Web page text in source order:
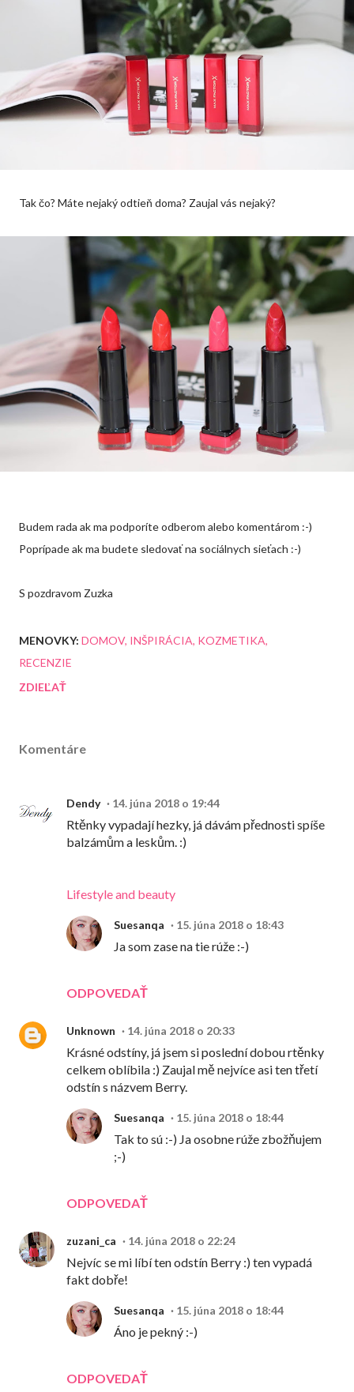
Tak čo? Máte nejaký odtieň doma? Zaujal vás nejaký?
Budem rada ak ma podporíte odberom alebo komentárom :-)
Poprípade ak ma budete sledovať na sociálnych sieťach :-)
S pozdravom Zuzka
MENOVKY: DOMOV INŠPIRÁCIA KOZMETIKA
RECENZIE
ZDIEĽAŤ
Komentáre
Dendy 14. júna 2018 o 19:44
Rtěnky vypadají hezky, já dávám přednosti spíše
balzámům a leskům. :)
Lifestyle and beauty
ODPOVEDAŤ
Suesanqa 15. júna 2018 o 18:43
Ja som zase na tie rúže :-)
Unknown 14. júna 2018 o 20:33
Krásné odstíny, já jsem si poslední dobou rtěnky
celkem oblíbila :) Zaujal mě nejvíce asi ten třetí
odstín s názvem Berry.
ODPOVEDAŤ
Suesanqa 15. júna 2018 o 18:44
Tak to sú :-) Ja osobne rúže zbožňujem
;-)
zuzani_ca 14. júna 2018 o 22:24
Nejvíc se mi líbí ten odstín Berry :) ten vypadá
fakt dobře!
ODPOVEDAŤ
Suesanqa 15. júna 2018 o 18:44
Áno je pekný :-)